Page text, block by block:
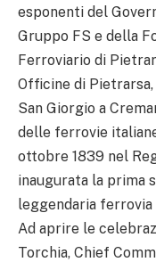
esponenti del
Gruppo FS e della
Ferroviario di
Officine di
San Giorgio a
delle ferrovie
ottobre 1839 nel
inaugurata la prima
leggendaria
Ad aprire le
Torchia, Chief